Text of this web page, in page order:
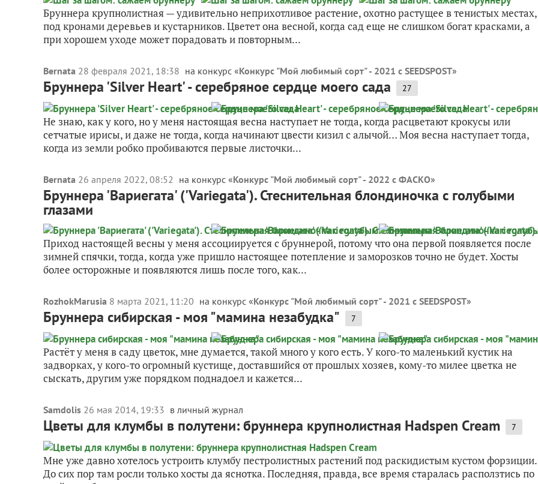
Бруннера крупнолистная — удивительно неприхотливое растение, охотно растущее в тенистых местах,
под кронами деревьев и кустарников. Цветет она весной, когда сад еще не слишком богат красками, а
при хорошем уходе может порадовать и повторным...
Bernata 28 февраля 2021, 18:38 на конкурс «Конкурс "Мой любимый сорт" - 2021 с SEEDSPOST»
Бруннера 'Silver Heart' - серебряное сердце моего сада 27
Не знаю, как у кого, но у меня настоящая весна наступает не тогда, когда расцветают крокусы или
сетчатые ирисы, и даже не тогда, когда начинают цвести кизил с алычой… Моя весна наступает тогда,
когда из земли робко пробиваются первые листочки...
Bernata 26 апреля 2022, 08:52 на конкурс «Конкурс "Мой любимый сорт" - 2022 с ФАСКО»
Бруннера 'Вариегата' ('Variegata'). Стеснительная блондиночка с голубыми
глазами
Приход настоящей весны у меня ассоциируется с бруннерой, потому что она первой появляется после
зимней спячки, тогда, когда уже пришло настоящее потепление и заморозков точно не будет. Хосты
более осторожные и появляются лишь после того, как...
RozhokMarusia 8 марта 2021, 11:20 на конкурс «Конкурс "Мой любимый сорт" - 2021 с SEEDSPOST»
Бруннера сибирская - моя "мамина незабудка" 7
Растёт у меня в саду цветок, мне думается, такой много у кого есть. У кого-то маленький кустик на
задворках, у кого-то огромный кустище, доставшийся от прошлых хозяев, кому-то милее цветка не
сыскать, другим уже порядком поднадоел и кажется...
Samdolis 26 мая 2014, 19:33 в личный журнал
Цветы для клумбы в полутени: бруннера крупнолистная Hadspen Cream 7
Мне уже давно хотелось устроить клумбу пестролистных растений под раскидистым кустом форзиции.
До сих пор там росли только хосты да яснотка. Последняя, правда, все время старалась расползтись по